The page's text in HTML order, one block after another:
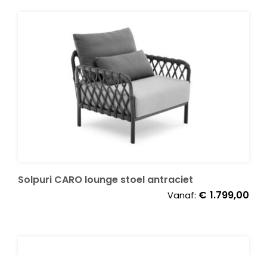
Deck Chairs + voetbanken
Solpuri CARO lounge stoel antraciet
Vanaf: € 1.799,00